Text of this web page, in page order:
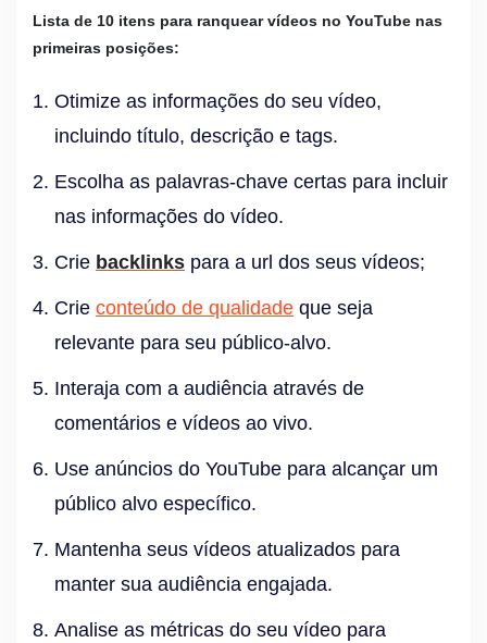
Lista de 10 itens para ranquear vídeos no YouTube nas
primeiras posições:
Otimize as informações do seu vídeo,
incluindo título, descrição e tags.
Escolha as palavras-chave certas para incluir
nas informações do vídeo.
Crie backlinks para a url dos seus vídeos;
Crie conteúdo de qualidade que seja
relevante para seu público-alvo.
Interaja com a audiência através de
comentários e vídeos ao vivo.
Use anúncios do YouTube para alcançar um
público alvo específico.
Mantenha seus vídeos atualizados para
manter sua audiência engajada.
Analise as métricas do seu vídeo para